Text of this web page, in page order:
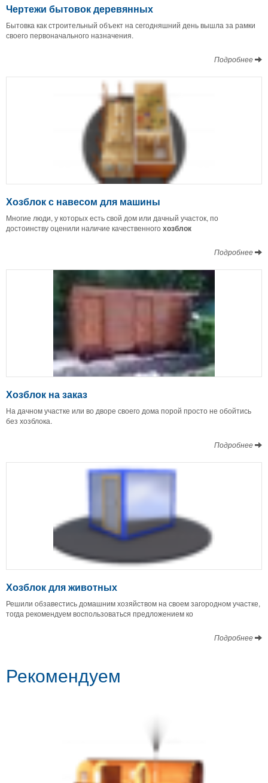
Чертежи бытовок деревянных
Бытовка как строительный объект на сегодняшний день вышла за рамки
своего первоначального назначения.
Подробнее
Хозблок с навесом для машины
Многие люди, у которых есть свой дом или дачный участок, по
достоинству оценили наличие качественногохозблок
Подробнее
Хозблок на заказ
На дачном участке или во дворе своего дома порой просто не обойтись
без хозблока.
Подробнее
Хозблок для животных
Решили обзавестись домашним хозяйством на своем загородном участке,
тогда рекомендуем воспользоваться предложением ко
Подробнее
Рекомендуем